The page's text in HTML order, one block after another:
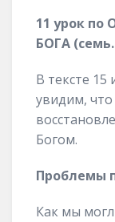
11 урок
БОГА
В тексте
увидим, что
Богом.
Проблемы
Как мы